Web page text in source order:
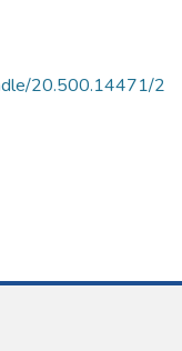
20.500.14471/2